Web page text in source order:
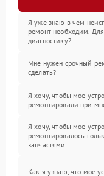
Я уже знаю в чем
ремонт необходим.
диагностику?
Мне нужен срочный
сделать?
Я хочу, чтобы мое
ремонтировали при
Я хочу, чтобы мое
ремонтировалось
запчастями.
Как я узнаю, что мое